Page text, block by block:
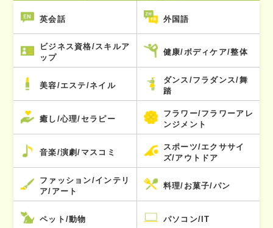
英会話 外国語
ビジネス資格/スキルア
ップ
健康/ボディケア/整体
美容/エステ/ネイル
ダンス/フラダンス/舞
踏
癒し/心理/セラピー
フラワー/フラワーアレ
ンジメント
音楽/演劇/マスコミ
スポーツ/エクササイ
ズ/アウトドア
ファッション/インテリ
ア/アート
料理/お菓子/パン
ペット/動物 パソコン/IT